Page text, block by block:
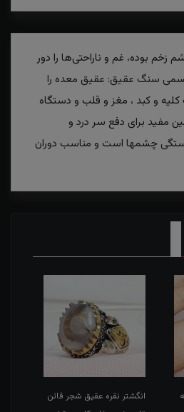
زخم بوده، غم و ناراحتی‌ها را دور
سنگ عقیق: عقیق معده را
و کبد ، مغز و قلب و دستگاه
مفید برای دفع سر درد و
چشمها است و مناسب دوران
انگشتر نقره عقیق شجر قائن